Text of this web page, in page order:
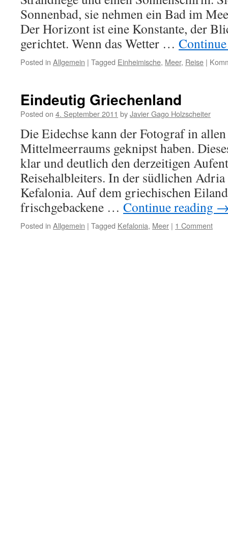
Sonnenbad, sie nehmen ein Bad im
Der Horizont ist eine Konstante, der
gerichtet. Wenn das Wetter …
Posted in Allgemein | Tagged Einheimische, Meer, Reise |
Eindeutig Griechenland
Posted on 4. September 2011 byJavier Gago Holzscheiter
Die Eidechse kann der Fotograf in
Mittelmeerraums geknipst haben.
klar und deutlich den derzeitigen
Reisehalbleiters. In der südlichen
Kefalonia. Auf dem griechischen
frischgebackene … Continue reading
Posted in Allgemein | Tagged Kefalonia, Meer | 1 Comment